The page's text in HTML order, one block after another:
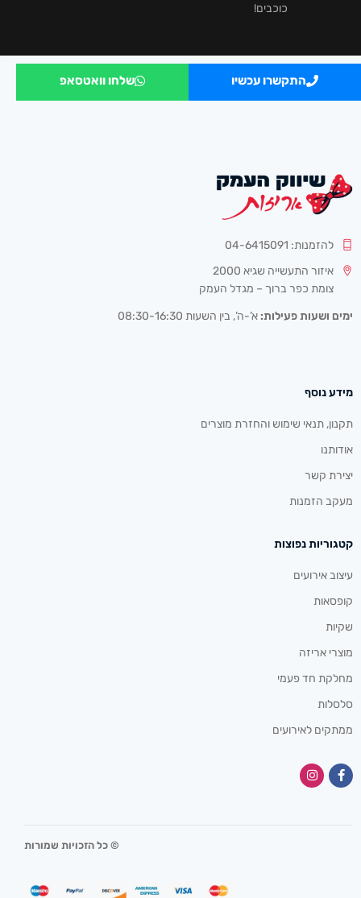
כוכבים!
התקשרו עכשיו שלחו וואטסאפ
להזמנות: 04-6415091
איזור התעשייה שגיא 2000
צומת כפר ברוך – מגדל העמק
ימים ושעות פעילות: א’-ה’, בין השעות 08:30-16:30
מידע נוסף
תקנון, תנאי שימוש והחזרת מוצרים
אודותנו
יצירת קשר
מעקב הזמנות
קטגוריות נפוצות
עיצוב אירועים
קופסאות
שקיות
מוצרי אריזה
מחלקת חד פעמי
סלסלות
ממתקים לאירועים
© כל הזכויות שמורות